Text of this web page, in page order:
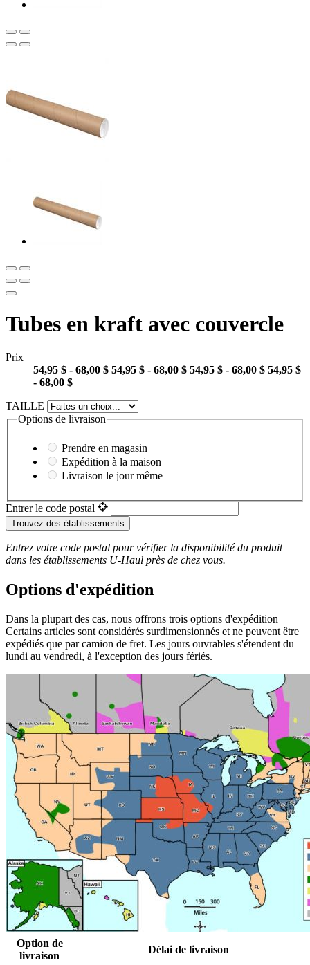
Tubes en kraft avec couvercle
Prix
54,95 $ - 68,00 $ 54,95 $ - 68,00 $ 54,95 $ - 68,00 $ 54,95 $
- 68,00 $
TAILLE
Options de livraison
Prendre en magasin
Expédition à la maison
Livraison le jour même
Entrer le code postal
Trouvez des établissements
Entrez votre code postal pour vérifier la disponibilité du produit
dans les établissements U-Haul près de chez vous.
Options d'expédition
Dans la plupart des cas, nous offrons trois options d'expédition
Certains articles sont considérés surdimensionnés et ne peuvent être
expédiés que par camion de fret. Les jours ouvrables s'étendent du
lundi au vendredi, à l'exception des jours fériés.
Option de
livraison
Délai de livraison